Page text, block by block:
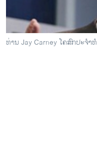
ພາສາອັງກິດ
ວີດີໂອ
ທ່ານ Jay Carney ໂຄສົກປະຈໍາ